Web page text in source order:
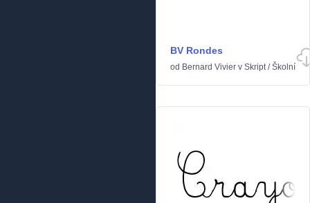
BV Rondes
od Bernard Vivier v Skript/Školní